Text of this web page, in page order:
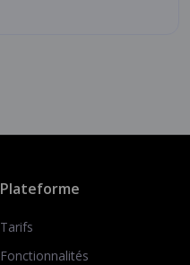
Plateforme
Tarifs
Fonctionnalités